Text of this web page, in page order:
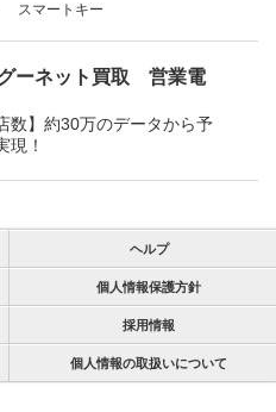
スマートキー
ーネット買取 営業電
数】約30万のデータから予
現！
ヘルプ
個人情報保護方針
採用情報
個人情報の取扱いについて